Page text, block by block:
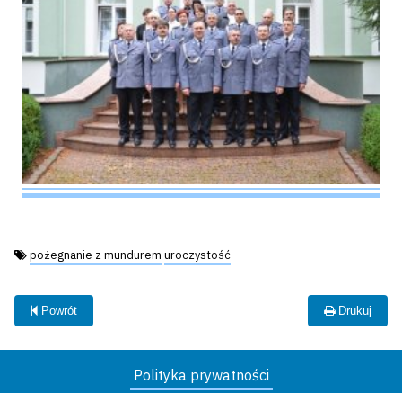
Tagi:
pożegnanie z mundurem uroczystość
Powrót Drukuj
Polityka prywatności